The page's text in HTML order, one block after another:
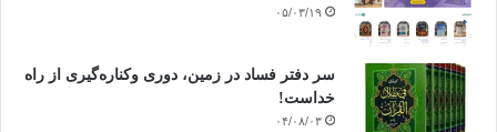
۰۵/۰۳/۱۹
سر دفتر فساد در زمین‌، دوری وکناره‌گیری از راه
خداست‌!
۰۴/۰۸/۰۳